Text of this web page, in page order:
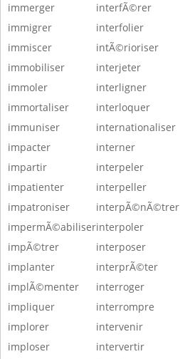
immerger
immigrer
immiscer
immobiliser
immoler
immortaliser
immuniser
impacter
impartir
impatienter
impatroniser
impermÃ©abiliser
impÃ©trer
implanter
implÃ©menter
impliquer
implorer
imploser
interfÃ©rer
interfolier
intÃ©rioriser
interjeter
interligner
interloquer
internationaliser
interner
interpeler
interpeller
interpÃ©nÃ©trer
interpoler
interposer
interprÃ©ter
interroger
interrompre
intervenir
intervertir